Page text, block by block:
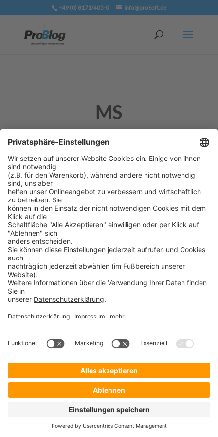
+49 (0) 8171/405-0 info@proSoft.de
MS
siehe Managed Service